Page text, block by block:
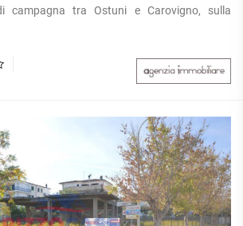
campagna tra Ostuni e Carovigno, sulla